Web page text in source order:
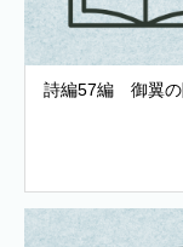
詩編57編 御翼の